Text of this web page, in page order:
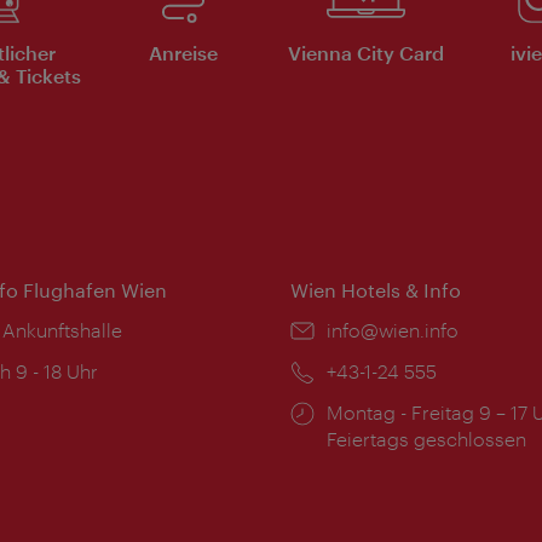
Tickets
Anreise Vienna City Card
Flughafen Wien
9 - 18 Uhr
Wien Hotels & Info
Email:
info@wien.info
Telefon:
+43-1-24 555
Öffnungszeiten:
Montag - Freitag 9 – 17
Feiertags geschlossen